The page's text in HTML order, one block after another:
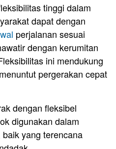
tinggi dalam
dapat dengan
perjalanan sesuai
dengan kerumitan
ini mendukung
pergerakan cepat
dengan fleksibel
digunakan dalam
yang terencana